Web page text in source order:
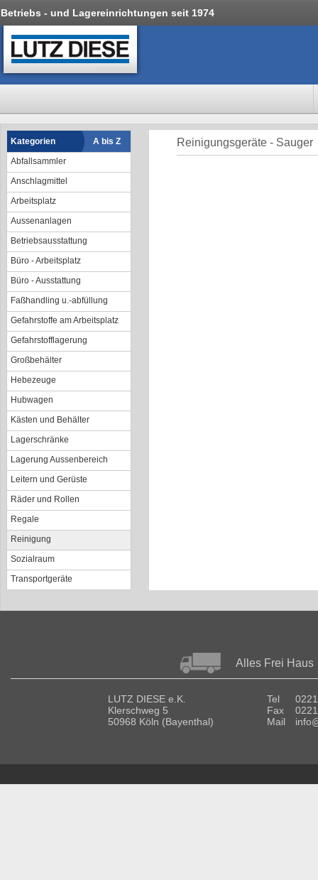
Betriebs - und Lagereinrichtungen seit 1974
Kategorien
A bis Z
Abfallsammler
Anschlagmittel
Arbeitsplatz
Aussenanlagen
Betriebsausstattung
Büro - Arbeitsplatz
Büro - Ausstattung
Faßhandling u.-abfüllung
Gefahrstoffe am Arbeitsplatz
Gefahrstofflagerung
Großbehälter
Hebezeuge
Hubwagen
Kästen und Behälter
Lagerschränke
Lagerung Aussenbereich
Leitern und Gerüste
Räder und Rollen
Regale
Reinigung
Sozialraum
Transportgeräte
Reinigungsgeräte - Sauger
Alles Frei Haus
LUTZ DIESE e.K.
Klerschweg 5
50968 Köln (Bayenthal)
Tel
Fax
Mail